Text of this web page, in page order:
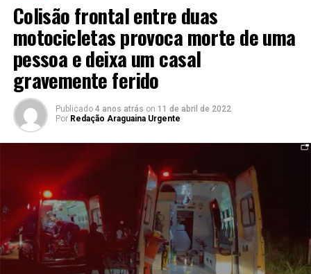
Colisão frontal entre duas
motocicletas provoca morte de uma
pessoa e deixa um casal
gravemente ferido
Publicado 4 anos atrás on 11 de abril de 2022
Por Redação Araguaina Urgente